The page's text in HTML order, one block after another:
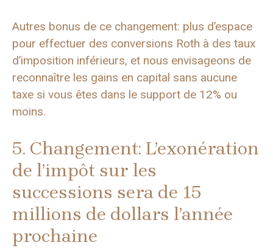
Autres bonus de ce changement: plus d’espace
pour effectuer des conversions Roth à des taux
d’imposition inférieurs, et nous envisageons de
reconnaître les gains en capital sans aucune
taxe si vous êtes dans le support de 12% ou
moins.
5. Changement: L’exonération
de l’impôt sur les
successions sera de 15
millions de dollars l’année
prochaine